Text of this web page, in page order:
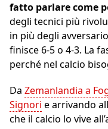
fatto parlare come
degli tecnici più
in più degli
finisce 6-5 o 4-3. La
perché nel calcio
Da Zemanlandia a
Signori e arrivando
che il calcio lo vive